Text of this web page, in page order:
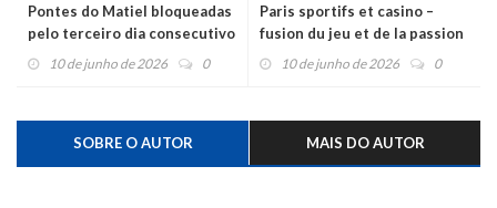
Pontes do Matiel bloqueadas
pelo terceiro dia consecutivo
10 de junho de 2026 0
Paris sportifs et casino –
fusion du jeu et de la passion
10 de junho de 2026 0
SOBRE O AUTOR MAIS DO AUTOR